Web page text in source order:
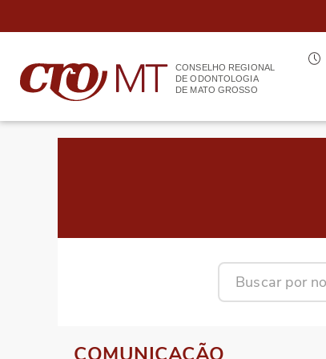
CONSELHO REGIONAL
DE ODONTOLOGIA
DE MATO GROSSO